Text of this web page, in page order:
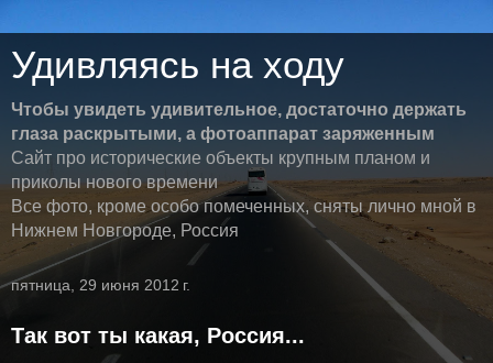
Удивляясь на ходу
Чтобы увидеть удивительное, достаточно держать
глаза раскрытыми, а фотоаппарат заряженным
Сайт про исторические объекты крупным планом и
приколы нового времени
Все фото, кроме особо помеченных, сняты лично мной в
Нижнем Новгороде, Россия
пятница, 29 июня 2012 г.
Так вот ты какая, Россия...